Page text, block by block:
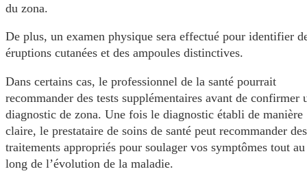
du zona.
De plus, un examen physique sera effectué pour identifier
éruptions cutanées et des ampoules distinctives.
Dans certains cas, le professionnel de la santé pourrait
recommander des tests supplémentaires avant de confirmer
diagnostic de zona. Une fois le diagnostic établi de manière
claire, le prestataire de soins de santé peut recommander des
traitements appropriés pour soulager vos symptômes tout au
long de l’évolution de la maladie.